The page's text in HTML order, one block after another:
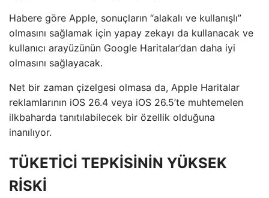
Habere göre Apple, sonuçların “alakalı ve kullanışlı”
olmasını sağlamak için yapay zekayı da kullanacak ve
kullanıcı arayüzünün Google Haritalar’dan daha iyi
olmasını sağlayacak.
Net bir zaman çizelgesi olmasa da, Apple Haritalar
reklamlarının iOS 26.4 veya iOS 26.5’te muhtemelen
ilkbaharda tanıtılabilecek bir özellik olduğuna
inanılıyor.
TÜKETİCİ TEPKİSİNİN YÜKSEK
RİSKİ